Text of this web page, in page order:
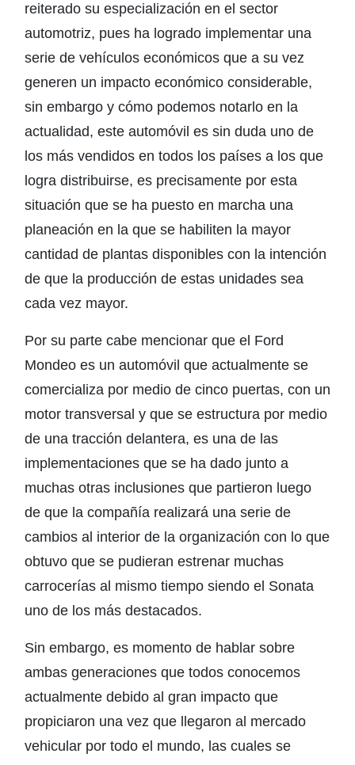
reiterado su especialización en el sector
automotriz, pues ha logrado implementar una
serie de vehículos económicos que a su vez
generen un impacto económico considerable,
sin embargo y cómo podemos notarlo en la
actualidad, este automóvil es sin duda uno de
los más vendidos en todos los países a los que
logra distribuirse, es precisamente por esta
situación que se ha puesto en marcha una
planeación en la que se habiliten la mayor
cantidad de plantas disponibles con la intención
de que la producción de estas unidades sea
cada vez mayor.
Por su parte cabe mencionar que el Ford
Mondeo es un automóvil que actualmente se
comercializa por medio de cinco puertas, con un
motor transversal y que se estructura por medio
de una tracción delantera, es una de las
implementaciones que se ha dado junto a
muchas otras inclusiones que partieron luego
de que la compañía realizará una serie de
cambios al interior de la organización con lo que
obtuvo que se pudieran estrenar muchas
carrocerías al mismo tiempo siendo el Sonata
uno de los más destacados.
Sin embargo, es momento de hablar sobre
ambas generaciones que todos conocemos
actualmente debido al gran impacto que
propiciaron una vez que llegaron al mercado
vehicular por todo el mundo, las cuales se